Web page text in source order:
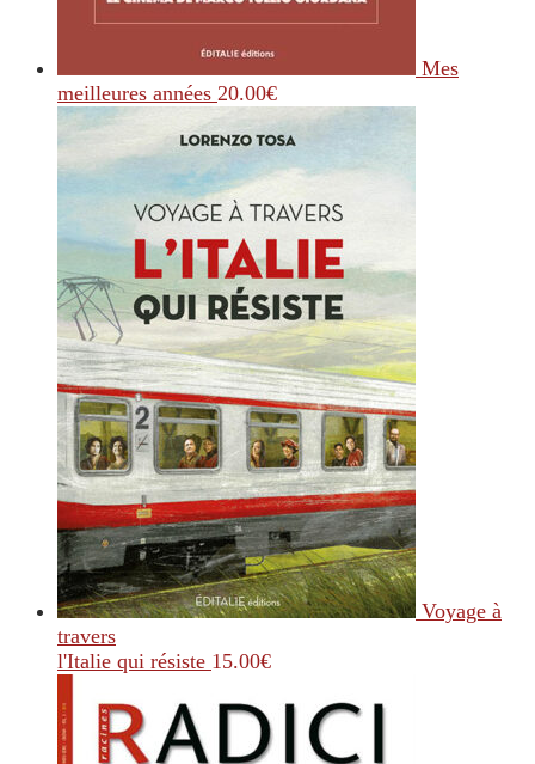
Mes
meilleures années 20.00€
Voyage à
travers
l'Italie qui résiste 15.00€